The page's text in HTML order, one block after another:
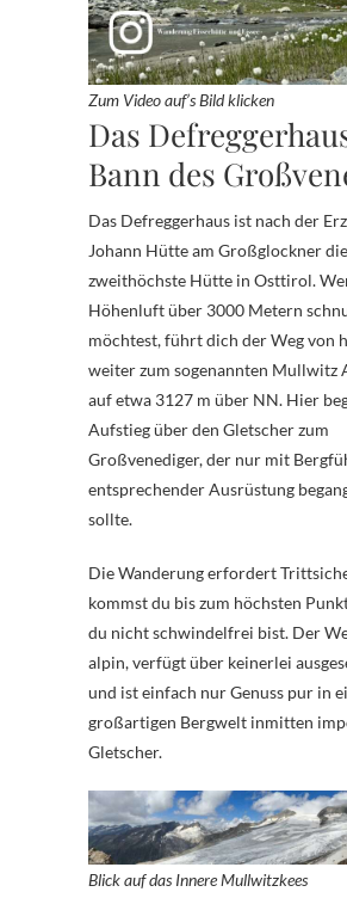
Zum Video auf’s Bild klicken
Das
Bann des
Das Defreggerhaus ist nach der
Johann Hütte am Großglockner die
zweithöchste Hütte in Osttirol.
Höhenluft über 3000 Metern
möchtest, führt dich der Weg von
weiter zum sogenannten Mullwitz
auf etwa 3127 m über NN. Hier
Aufstieg über den Gletscher zum
Großvenediger, der nur mit
entsprechender Ausrüstung
sollte.
Die Wanderung erfordert
kommst du bis zum höchsten
du nicht schwindelfrei bist. Der
alpin, verfügt über keinerlei
und ist einfach nur Genuss pur in
großartigen Bergwelt inmitten
Gletscher.
Blick auf das Innere Mullwitzkees